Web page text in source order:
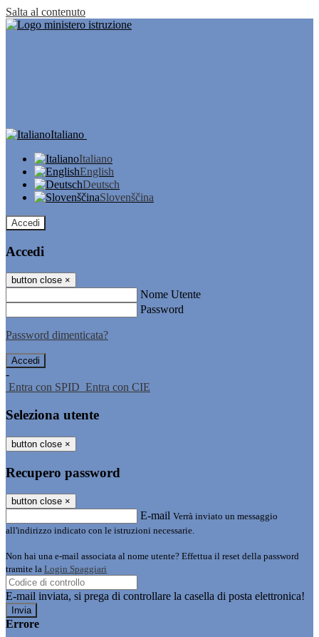
Salta al contenuto
Italiano
Italiano
English
Deutsch
Slovenščina
Accedi
Accedi
button close ×
Nome Utente
Password
Password dimenticata?
-
Entra con SPID Entra con CIE
Seleziona utente
button close ×
Recupero password
button close ×
E-mail Verrà inviato un messaggio
all'indirizzo indicato con le istruzioni necessarie.
Non hai una e-mail associata al nome utente? Effettua il reset della password
tramite la Login Spaggiari
E-mail inviata, si prega di controllare la casella di posta elettronica!
Errore